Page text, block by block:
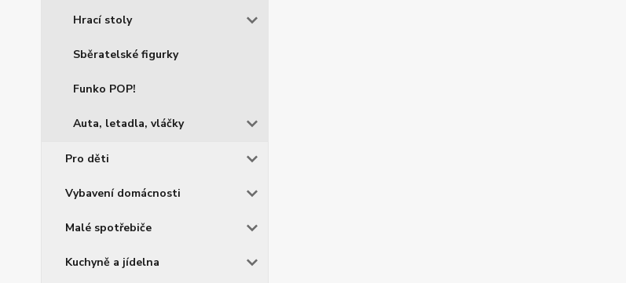
Hrací stoly
Sběratelské figurky
Funko POP!
Auta, letadla, vláčky
Pro děti
Vybavení domácnosti
Malé spotřebiče
Kuchyně a jídelna